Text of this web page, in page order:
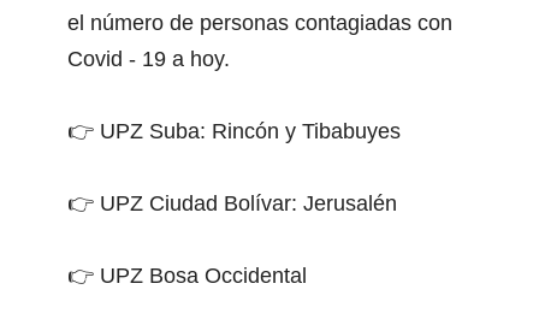
el número de personas contagiadas con
Covid - 19 a hoy.
👉 UPZ Suba: Rincón y Tibabuyes
👉 UPZ Ciudad Bolívar: Jerusalén
👉 UPZ Bosa Occidental